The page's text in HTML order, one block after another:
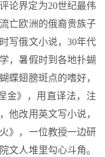
论界定为20世纪最伟
亡欧洲的俄裔贵族子
写俄文小说，30年代
，暑假时到各地扑蝴
蝶翅膀斑点的嗜好，
金》，用直译法，注
他改用英文写小说，
》，一位教授一边研
文人堆里勾心斗角。